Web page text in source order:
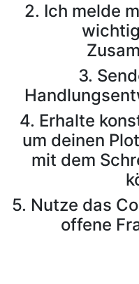
2. Ich melde
3.
4. Erhalte
um deinen
mit dem
5. Nutze das
offene